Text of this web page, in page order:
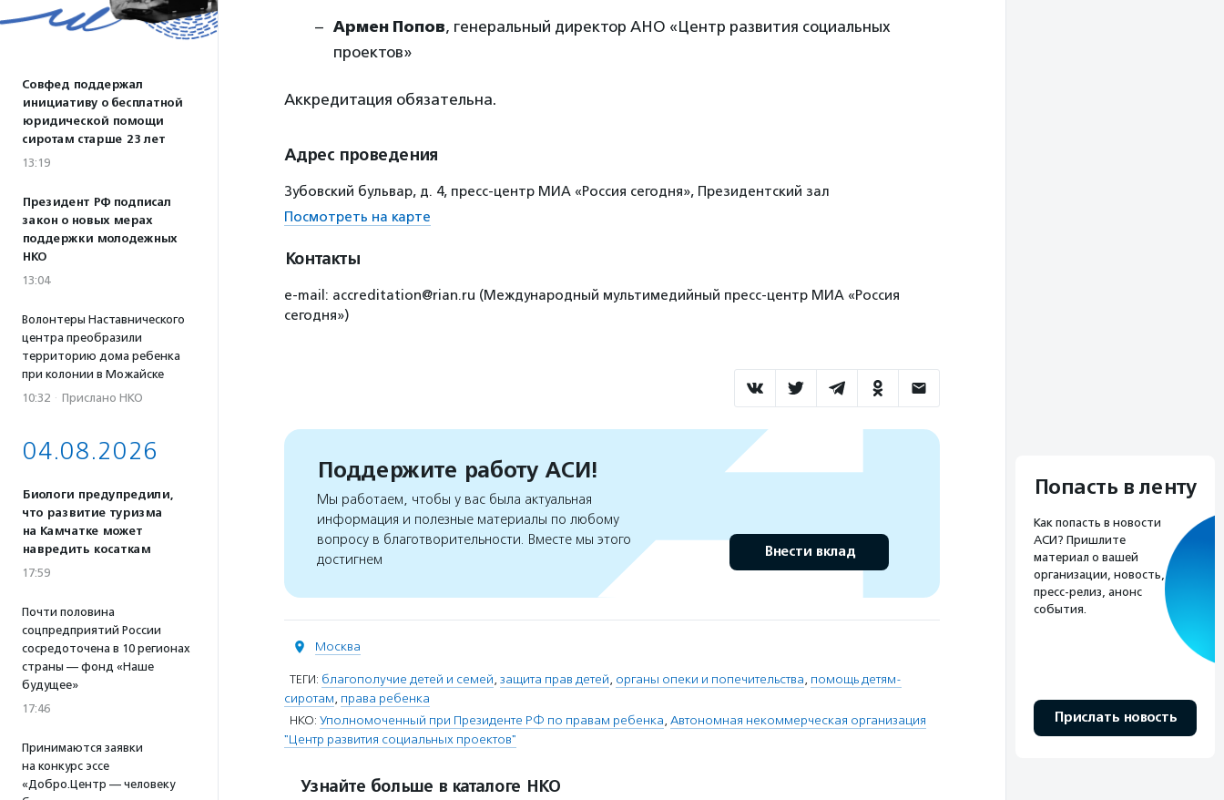
Совфед поддержал
инициативу о бесплатной
юридической помощи
сиротам старше 23 лет
13:19
Президент РФ подписал
закон о новых мерах
поддержки молодежных
НКО
13:04
Волонтеры Наставнического
центра преобразили
территорию дома ребенка
при колонии в Можайске
10:32 · Прислано НКО
04.08.2026
Биологи предупредили,
что развитие туризма
на Камчатке может
навредить косаткам
17:59
Почти половина
соцпредприятий России
сосредоточена в 10 регионах
страны — фонд «Наше
будущее»
17:46
Принимаются заявки
на конкурс эссе
«Добро.Центр — человеку
Армен Попов, генеральный директор АНО «Центр развития социальных
проектов»
Аккредитация обязательна.
Адрес проведения
Зубовский бульвар, д. 4, пресс-центр МИА «Россия сегодня», Президентский зал
Посмотреть на карте
Контакты
e-mail: accreditation@rian.ru (Международный мультимедийный пресс-центр МИА «Россия
сегодня»)
Поддержите работу АСИ!
Мы работаем, чтобы у вас была актуальная
информация и полезные материалы по любому
вопросу в благотворительности. Вместе мы этого
достигнем
Внести вклад
Москва
ТЕГИ: благополучие детей и семей, защита прав детей, органы опеки и попечительства, помощь детям-
сиротам, права ребенка
НКО: Уполномоченный при Президенте РФ по правам ребенка, Автономная некоммерческая организация
"Центр развития социальных проектов"
Узнайте больше в каталоге НКО
Попасть в ленту
Как попасть в новости
АСИ? Пришлите
материал о вашей
организации, новость,
пресс-релиз, анонс
события.
Прислать новость